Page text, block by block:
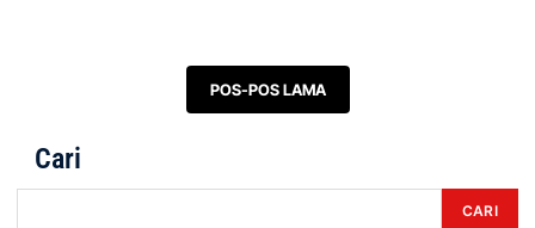
POS-POS LAMA
Cari
CARI